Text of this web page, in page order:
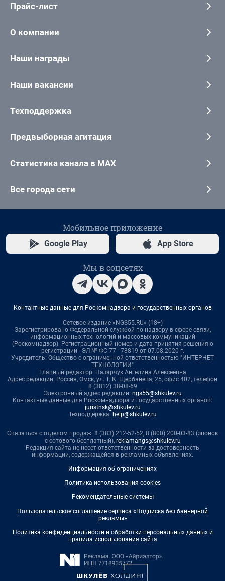
Прайс-лист
О компании
Наши награды
Наши вакансии
Техподдержка
Предвыборная агитация
Статистика канала в MAX
Все города сети
Мобильное приложение
Google Play App Store
Мы в соцсетях
Контактные данные для Роскомнадзора и государственных органов
Сетевое издание «NGS55.RU» (18+)
Зарегистрировано Федеральной службой по надзору в сфере связи,
информационных технологий и массовых коммуникаций
(Роскомнадзор). Регистрационный номер и дата принятия решения о
регистрации - ЭЛ № ФС 77 - 78819 от 07.08.2020 г.
Учредитель: Общество с ограниченной ответственностью "ИНТЕРНЕТ
ТЕХНОЛОГИИ"
Главный редактор: Назарчук Ангелина Алексеевна
Адрес редакции: Россия, Омск, ул. Т. К. Щербанева, 25, офис 402, телефон
8 (3812) 38-08-69
Электронный адрес редакции: ngs55@shkulev.ru
Контактные данные для Роскомнадзора и государственных органов:
juristnsk@shkulev.ru
Техподдержка: help@shkulev.ru
Связаться с отделом продаж: 8 (383) 212-52-52, 8 (800) 200-03-83 (звонок
с сотового бесплатный), reklamangs@shkulev.ru
Редакция сайта не несет ответственности за достоверность
информации, содержащейся в рекламных объявлениях.
Информация об ограничениях
Политика использования cookies
Рекомендательные системы
Пользовательское соглашение сервиса «Подписка без баннерной
рекламы»
Политика конфиденциальности и обработки персональных данных и
правила использования сайта